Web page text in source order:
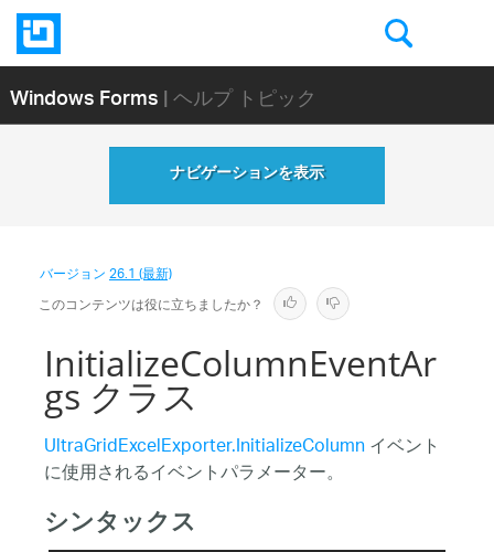
Windows Forms| ヘルプ トピック
ナビゲーションを表示
バージョン26.1 (最新)
このコンテンツは役に立ちましたか？
InitializeColumnEventAr
gs クラス
UltraGridExcelExporter.InitializeColumnイベント
に使用されるイベントパラメーター。
シンタックス